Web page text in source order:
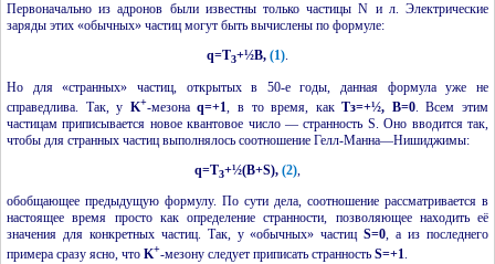
Первоначально из адронов были известны только частицы N и л. Электрические
заряды этих «обычных» частиц могут быть вычислены по формуле:
q=T3+½B, (1).
Но для «странных» частиц, открытых в 50-е годы, данная формула уже не
справедлива. Так, у K+-мезонаq=+1, в то время, какТз=+½, B=0. Всем этим
частицам приписывается новое квантовое число — странность S. Оно вводится так,
чтобы для странных частиц выполнялось соотношение Гелл-Манна—Нишиджимы:
q=T3+½(B+S), (2),
обобщающее предыдущую формулу. По сути дела, соотношение рассматривается в
настоящее время просто как определение странности, позволяющее находить её
значения для конкретных частиц. Так, у «обычных» частицS=0, а из последнего
примера сразу ясно, что K+-мезону следует приписать странность S=+1.